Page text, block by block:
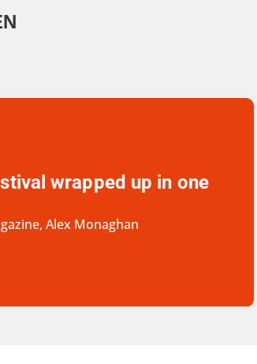
wrapped up in one
Alex Monaghan